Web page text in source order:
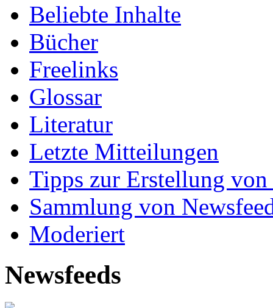
Beliebte Inhalte
Bücher
Freelinks
Glossar
Literatur
Letzte Mitteilungen
Tipps zur Erstellung
Sammlung von
Moderiert
Newsfeeds